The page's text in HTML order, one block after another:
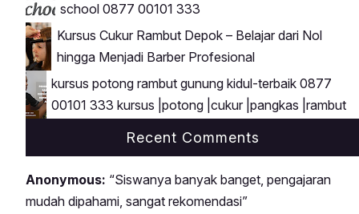
school 0877 00101 333
Kursus Cukur Rambut Depok – Belajar dari Nol
hingga Menjadi Barber Profesional
kursus potong rambut gunung kidul-terbaik 0877
00101 333 kursus |potong |cukur |pangkas |rambut
Recent Comments
Anonymous: “Siswanya banyak banget, pengajaran
mudah dipahami, sangat rekomendasi”